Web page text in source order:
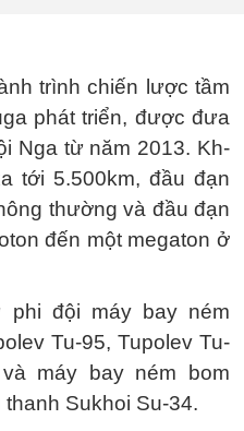
trình chiến lược tầm
phát triển, được đưa
Nga từ năm 2013. Kh-
tới 5.500km, đầu đạn
thường và đầu đạn
đến một megaton ở
phi đội máy bay ném
Tu-95, Tupolev Tu-
máy bay ném bom
Sukhoi Su-34.